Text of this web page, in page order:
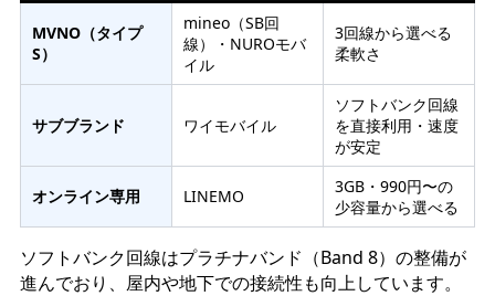
MVNO（タイプ
S）
mineo（SB回
線）・NUROモバ
イル
3回線から選べる
柔軟さ
サブブランド ワイモバイル
ソフトバンク回線
を直接利用・速度
が安定
オンライン専用 LINEMO
3GB・990円〜の
少容量から選べる
ソフトバンク回線はプラチナバンド（Band 8）の整備が
進んでおり、屋内や地下での接続性も向上しています。